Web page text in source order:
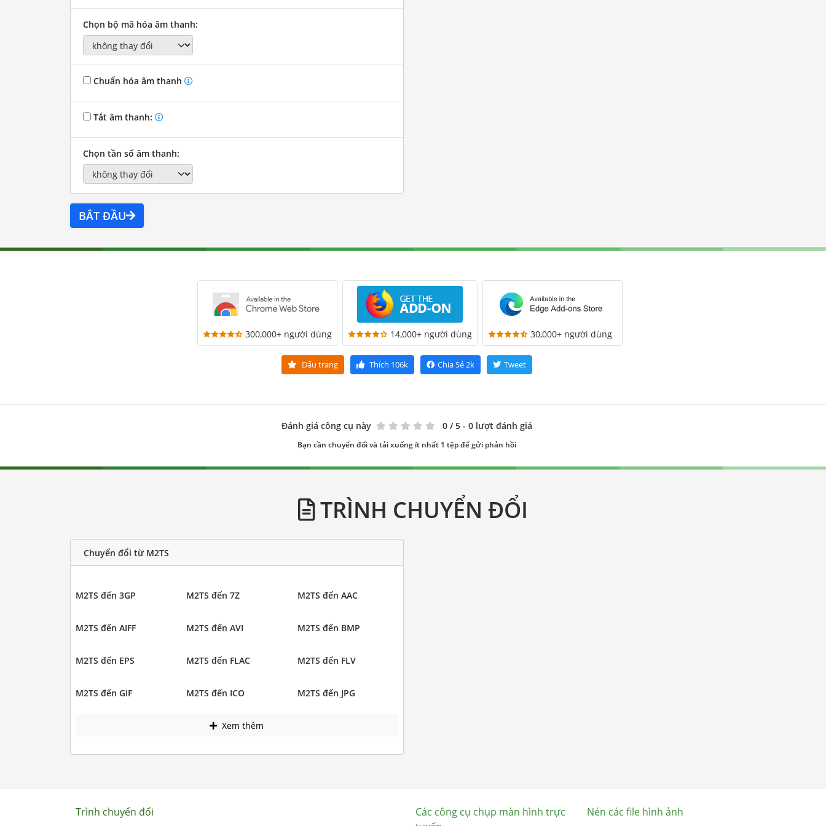
Chọn bộ mã hóa âm thanh:
Chuẩn hóa âm thanh
Tắt âm thanh:
Chọn tần số âm thanh:
BẮT ĐẦU
300,000+ người dùng 14,000+ người dùng 30,000+ người dùng
Dấu trang Thích 106k Chia Sẻ2k Tweet
Đánh giá công cụ này 0 / 5 - 0 lượt đánh giá
Bạn cần chuyển đổi và tải xuống ít nhất 1 tệp để gửi phản hồi
TRÌNH CHUYỂN ĐỔI
Chuyển đổi từ M2TS
M2TS đến 3GP M2TS đến 7Z M2TS đến AAC
M2TS đến AIFF M2TS đến AVI M2TS đến BMP
M2TS đến EPS M2TS đến FLAC M2TS đến FLV
M2TS đến GIF M2TS đến ICO M2TS đến JPG
Xem thêm
Trình chuyển đổi
Các công cụ chụp màn hình trực
Nén các file hình ảnh